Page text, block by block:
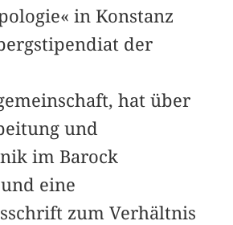
in Konstanz
der
hat über
und
im Barock
eine
zum Verhältnis